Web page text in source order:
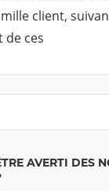
client,
de ces
AVERTI DES